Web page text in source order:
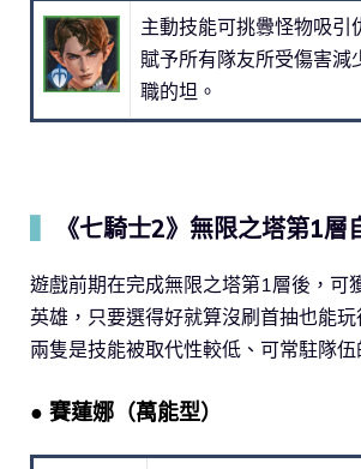
主動技能可挑釁怪物吸引
賦予所有隊友所受傷害減
職的坦。
《七騎士2》無限之塔第1層
遊戲前期在完成無限之塔第1層後，可
英雄，只要選得好就算沒刷首抽也能
兩隻是技能被取代性較低、可常駐隊伍
● 賽蓮娜（萬能型）